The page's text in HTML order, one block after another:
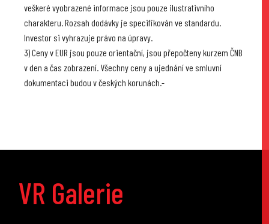
veškeré vyobrazené informace jsou pouze ilustrativního
charakteru. Rozsah dodávky je specifikován ve standardu.
Investor si vyhrazuje právo na úpravy.
3) Ceny v EUR jsou pouze orientační, jsou přepočteny kurzem ČNB
v den a čas zobrazení. Všechny ceny a ujednání ve smluvní
dokumentaci budou v českých korunách.-
VR Galerie